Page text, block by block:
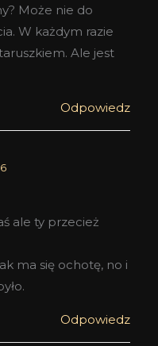
Może nie do
W każdym razie
Ale jest
Odpowiedz
ale ty przecież
ma się ochotę, no i
Odpowiedz